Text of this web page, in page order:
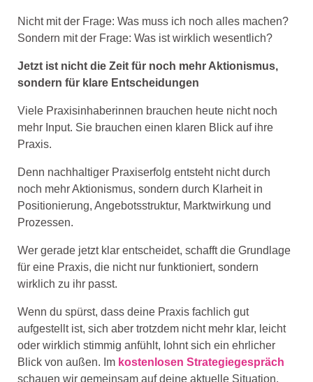
Nicht mit der Frage: Was muss ich noch alles machen?
Sondern mit der Frage: Was ist wirklich wesentlich?
Jetzt ist nicht die Zeit für noch mehr Aktionismus,
sondern für klare Entscheidungen
Viele Praxisinhaberinnen brauchen heute nicht noch
mehr Input. Sie brauchen einen klaren Blick auf ihre
Praxis.
Denn nachhaltiger Praxiserfolg entsteht nicht durch
noch mehr Aktionismus, sondern durch Klarheit in
Positionierung, Angebotsstruktur, Marktwirkung und
Prozessen.
Wer gerade jetzt klar entscheidet, schafft die Grundlage
für eine Praxis, die nicht nur funktioniert, sondern
wirklich zu ihr passt.
Wenn du spürst, dass deine Praxis fachlich gut
aufgestellt ist, sich aber trotzdem nicht mehr klar, leicht
oder wirklich stimmig anfühlt, lohnt sich ein ehrlicher
Blick von außen. Im kostenlosen Strategiegespräch
schauen wir gemeinsam auf deine aktuelle Situation,